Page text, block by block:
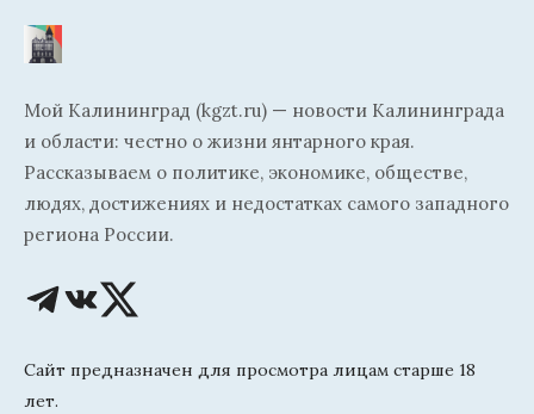
Мой Калининград (kgzt.ru) — новости Калининграда
и области: честно о жизни янтарного края.
Рассказываем о политике, экономике, обществе,
людях, достижениях и недостатках самого западного
региона России.
Сайт предназначен для просмотра лицам старше 18
лет.